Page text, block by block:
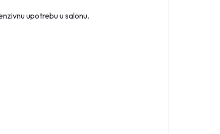
upotrebu u salonu.